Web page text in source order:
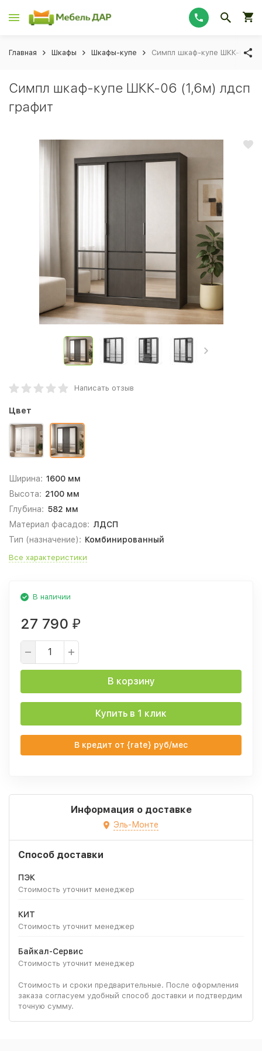
Главная Шкафы Шкафы-купе Симпл шкаф-купе ШКК-06
Симпл шкаф-купе ШКК-06 (1,6м) лдсп
графит
Написать отзыв
Цвет
Ширина: 1600 мм
Высота: 2100 мм
Глубина: 582 мм
Материал фасадов: ЛДСП
Тип (назначение): Комбинированный
Все характеристики
В наличии
27 790 ₽
В корзину
Купить в 1 клик
В кредит от {rate} руб/мес
Информация о доставке
Эль-Монте
Способ доставки
ПЭК
Стоимость уточнит менеджер
КИТ
Стоимость уточнит менеджер
Байкал-Сервис
Стоимость уточнит менеджер
Стоимость и сроки предварительные. После оформления
заказа согласуем удобный способ доставки и подтвердим
точную сумму.